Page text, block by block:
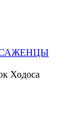
Ходоса